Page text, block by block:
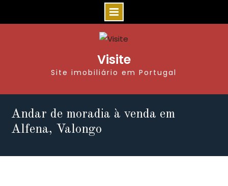
Visite
Site imobiliário em Portugal
Andar de moradia à venda em
Alfena, Valongo